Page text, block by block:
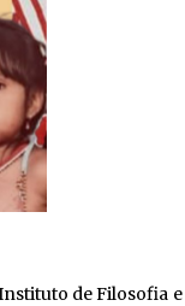
de Filosofia